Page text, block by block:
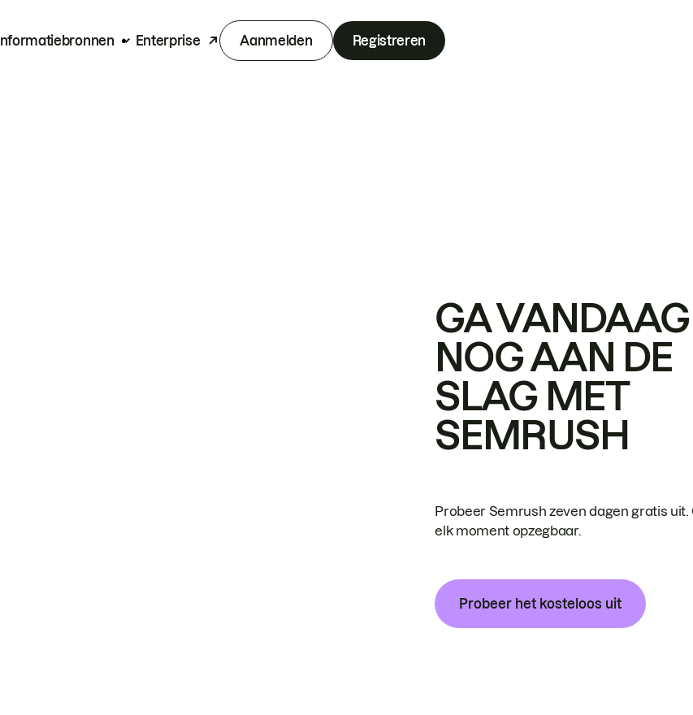
Informatiebronnen Enterprise Aanmelden Registreren
GA VANDAAG
NOG AAN DE
SLAG MET
SEMRUSH
Probeer Semrush zeven dagen gratis uit.
elk moment opzegbaar.
Probeer het kosteloos uit